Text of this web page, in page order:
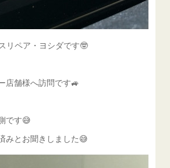
リペア・ヨシダです🤓
店舗様へ訪問です🚙
です😅
みとお聞きしました😅